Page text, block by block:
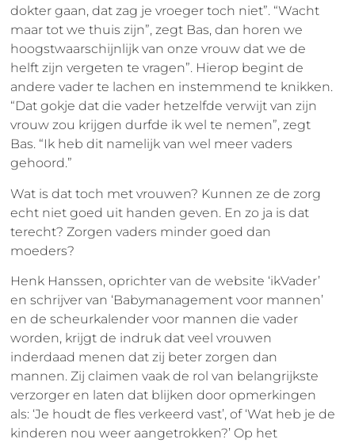
dokter gaan, dat zag je vroeger toch niet”. “Wacht
maar tot we thuis zijn”, zegt Bas, dan horen we
hoogstwaarschijnlijk van onze vrouw dat we de
helft zijn vergeten te vragen”. Hierop begint de
andere vader te lachen en instemmend te knikken.
“Dat gokje dat die vader hetzelfde verwijt van zijn
vrouw zou krijgen durfde ik wel te nemen”, zegt
Bas. “Ik heb dit namelijk van wel meer vaders
gehoord.”
Wat is dat toch met vrouwen? Kunnen ze de zorg
echt niet goed uit handen geven. En zo ja is dat
terecht? Zorgen vaders minder goed dan
moeders?
Henk Hanssen, oprichter van de website ‘ikVader’
en schrijver van ‘Babymanagement voor mannen’
en de scheurkalender voor mannen die vader
worden, krijgt de indruk dat veel vrouwen
inderdaad menen dat zij beter zorgen dan
mannen. Zij claimen vaak de rol van belangrijkste
verzorger en laten dat blijken door opmerkingen
als: ‘Je houdt de fles verkeerd vast’, of ‘Wat heb je de
kinderen nou weer aangetrokken?’ Op het